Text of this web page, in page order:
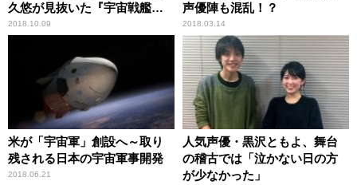
久悠が見抜いた『宇宙戦艦ヤ
マト』の核心
2018.10.09
声優陣も混乱！？
2018.03.14
米が「宇宙軍」創設へ～取り
残される日本の宇宙軍事開発
2018.06.21
人気声優・黒沢ともよ、舞台
の稽古では「泣かない日の方
が少なかった」